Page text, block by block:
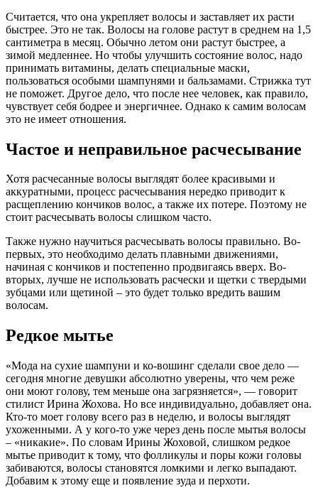
Считается, что она укрепляет волосы и заставляет их расти
быстрее. Это не так. Волосы на голове растут в среднем на 1,5
сантиметра в месяц. Обычно летом они растут быстрее, а
зимой медленнее. Но чтобы улучшить состояние волос, надо
принимать витамины, делать специальные маски,
пользоваться особыми шампунями и бальзамами. Стрижка тут
не поможет. Другое дело, что после нее человек, как правило,
чувствует себя бодрее и энергичнее. Однако к самим волосам
это не имеет отношения.
Частое и неправильное расчесывание
Хотя расчесанные волосы выглядят более красивыми и
аккуратными, процесс расчесывания нередко приводит к
расщеплению кончиков волос, а также их потере. Поэтому не
стоит расчесывать волосы слишком часто.
Также нужно научиться расчесывать волосы правильно. Во-
первых, это необходимо делать плавными движениями,
начиная с кончиков и постепенно продвигаясь вверх. Во-
вторых, лучше не использовать расчески и щетки с твердыми
зубцами или щетиной – это будет только вредить вашим
волосам.
Редкое мытье
«Мода на сухие шампуни и ко-вошинг сделали свое дело —
сегодня многие девушки абсолютно уверены, что чем реже
они моют голову, тем меньше она загрязняется», — говорит
стилист Ирина Жохова. Но все индивидуально, добавляет она.
Кто-то моет голову всего раз в неделю, и волосы выглядят
ухоженными. А у кого-то уже через день после мытья волосы
– «никакие». По словам Ирины Жоховой, слишком редкое
мытье приводит к тому, что фолликулы и поры кожи головы
забиваются, волосы становятся ломкими и легко выпадают.
Добавим к этому еще и появление зуда и перхоти.